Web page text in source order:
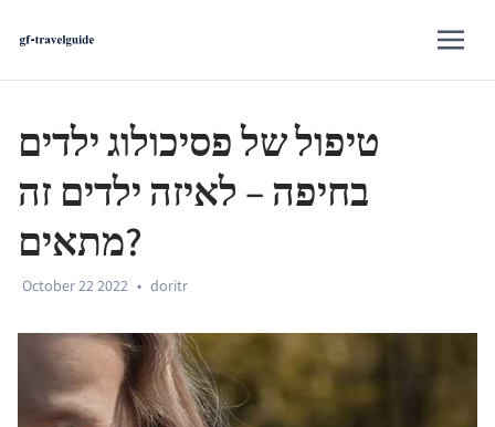
טיפול של פסיכולוג ילדים
בחיפה – לאיזה ילדים זה
מתאים?
October 22 2022 • doritr